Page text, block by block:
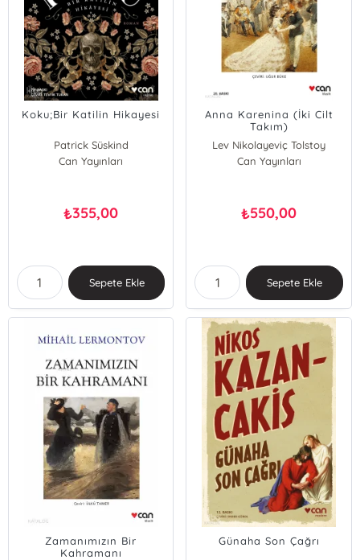
Koku;Bir Katilin Hikayesi
Patrick Süskind
Can Yayınları
₺355,00
Sepete Ekle
Anna Karenina (İki Cilt
Takım)
Lev Nikolayeviç Tolstoy
Can Yayınları
₺550,00
Sepete Ekle
Zamanımızın Bir
Kahramanı
Günaha Son Çağrı